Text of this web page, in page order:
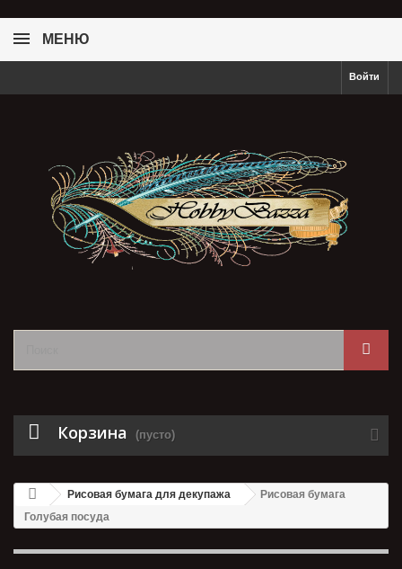
МЕНЮ
Войти
Корзина (пусто)
Рисовая бумага для декупажа
Рисовая бумага
Голубая посуда